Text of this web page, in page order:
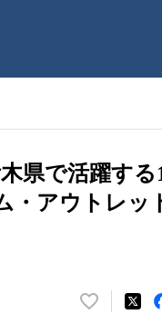
県で活躍する
アウトレッ
い